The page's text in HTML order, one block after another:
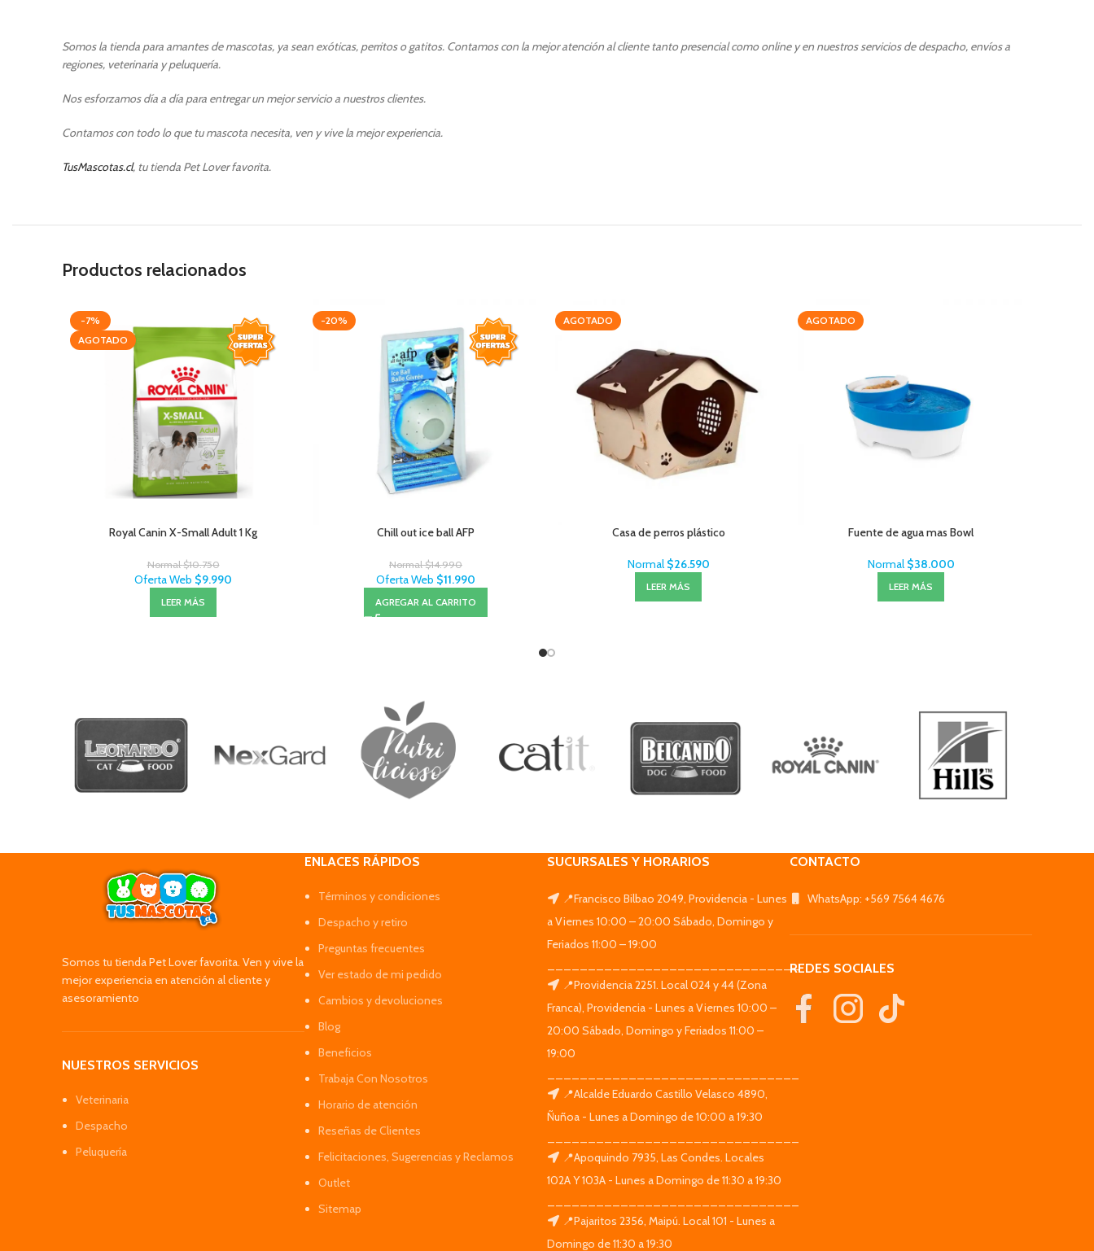
Somos la tienda para amantes de mascotas, ya sean exóticas, perritos o gatitos. Contamos con la mejor atención al cliente tanto presencial como online y en nuestros servicios de despacho, envíos a
regiones, veterinaria y peluquería.
Nos esforzamos día a día para entregar un mejor servicio a nuestros clientes.
Contamos con todo lo que tu mascota necesita, ven y vive la mejor experiencia.
TusMascotas.cl, tu tienda Pet Lover favorita.
Productos relacionados
-7%
AGOTADO
Royal Canin X-Small Adult 1 Kg
Normal$10.750
Oferta Web $9.990
LEER MÁS
-20%
Chill out ice ball AFP
Normal$14.990
Oferta Web $11.990
AGREGAR AL CARRITO
AGOTADO
Casa de perros plástico
Normal $26.590
LEER MÁS
AGOTADO
Fuente de agua mas Bowl
Normal $38.000
LEER MÁS
Somos tu tienda Pet Lover favorita. Ven y vive la
mejor experiencia en atención al cliente y
asesoramiento
NUESTROS SERVICIOS
Veterinaria
Despacho
Peluquería
ENLACES RÁPIDOS
Términos y condiciones
Despacho y retiro
Preguntas frecuentes
Ver estado de mi pedido
Cambios y devoluciones
Blog
Beneficios
Trabaja Con Nosotros
Horario de atención
Reseñas de Clientes
Felicitaciones, Sugerencias y Reclamos
Outlet
Sitemap
SUCURSALES Y HORARIOS
📍Francisco Bilbao 2049, Providencia - Lunes
a Viernes 10:00 – 20:00 Sábado, Domingo y
Feriados 11:00 – 19:00
_______________________________
📍Providencia 2251. Local 024 y 44 (Zona
Franca), Providencia - Lunes a Viernes 10:00 –
20:00 Sábado, Domingo y Feriados 11:00 –
19:00
📍Alcalde Eduardo Castillo Velasco 4890,
Ñuñoa - Lunes a Domingo de 10:00 a 19:30
📍Apoquindo 7935, Las Condes. Locales
102A Y 103A - Lunes a Domingo de 11:30 a 19:30
📍Pajaritos 2356, Maipú. Local 101 - Lunes a
Domingo de 11:30 a 19:30
CONTACTO
WhatsApp: +569 7564 4676
REDES SOCIALES